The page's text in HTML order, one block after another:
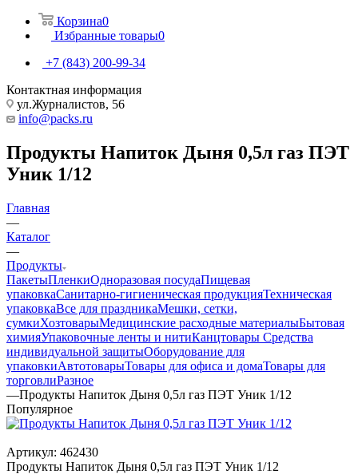
Корзина0
Избранные товары0
+7 (843) 200-99-34
Контактная информация
ул.Журналистов, 56
info@packs.ru
Продукты Напиток Дыня 0,5л газ ПЭТ
Уник 1/12
Главная
—
Каталог
—
Продукты
ПакетыПленкиОдноразовая посудаПищевая
упаковкаСанитарно-гигиеническая продукцияТехническая
упаковкаВсе для праздникаМешки, сетки,
сумкиХозтоварыМедицинские расходные материалыБытовая
химияУпаковочные ленты и нитиКанцтовары Средства
индивидуальной защитыОборудование для
упаковкиАвтотоварыТовары для офиса и домаТовары для
торговлиРазное
—Продукты Напиток Дыня 0,5л газ ПЭТ Уник 1/12
Популярное
Артикул: 462430
Продукты Напиток Дыня 0,5л газ ПЭТ Уник 1/12